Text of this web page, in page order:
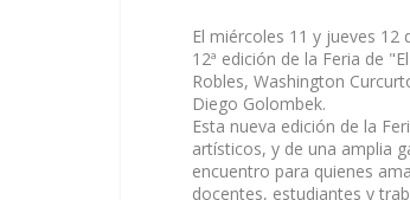
El miércoles 11 y jueves 12
12ª edición de la Feria de
Robles, Washington
Diego Golombek.
Esta nueva edición de la
artísticos, y de una amplia
encuentro para quienes
docentes, estudiantes y